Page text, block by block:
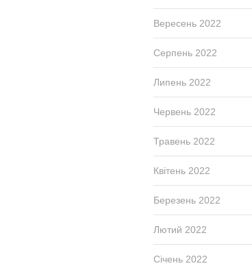
Вересень 2022
Серпень 2022
Липень 2022
Червень 2022
Травень 2022
Квітень 2022
Березень 2022
Лютий 2022
Січень 2022